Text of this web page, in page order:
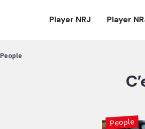
Player NRJ Player
People
People